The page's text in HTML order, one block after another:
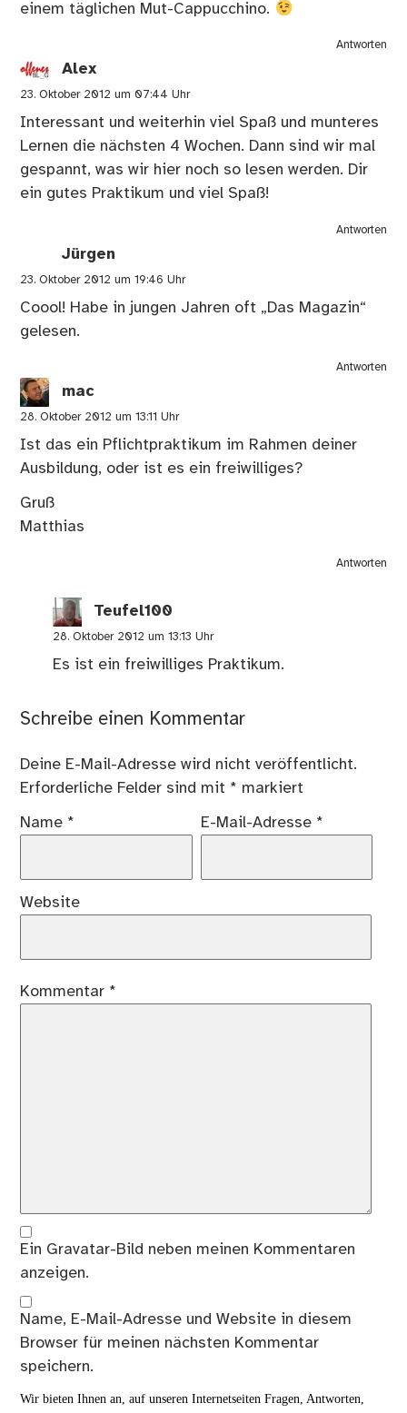
einem täglichen Mut-Cappucchino.
Antworten
Alex
23. Oktober 2012 um 07:44 Uhr
Interessant und weiterhin viel Spaß und munteres
Lernen die nächsten 4 Wochen. Dann sind wir mal
gespannt, was wir hier noch so lesen werden. Dir
ein gutes Praktikum und viel Spaß!
Antworten
Jürgen
23. Oktober 2012 um 19:46 Uhr
Coool! Habe in jungen Jahren oft „Das Magazin“
gelesen.
Antworten
mac
28. Oktober 2012 um 13:11 Uhr
Ist das ein Pflichtpraktikum im Rahmen deiner
Ausbildung, oder ist es ein freiwilliges?
Gruß
Matthias
Antworten
Teufel100
28. Oktober 2012 um 13:13 Uhr
Es ist ein freiwilliges Praktikum.
Schreibe einen Kommentar
Deine E-Mail-Adresse wird nicht veröffentlicht.
Erforderliche Felder sind mit * markiert
Name * E-Mail-Adresse *
Website
Kommentar *
Ein Gravatar-Bild neben meinen Kommentaren
anzeigen.
Name, E-Mail-Adresse und Website in diesem
Browser für meinen nächsten Kommentar
speichern.
Wir bieten Ihnen an, auf unseren Internetseiten Fragen, Antworten,